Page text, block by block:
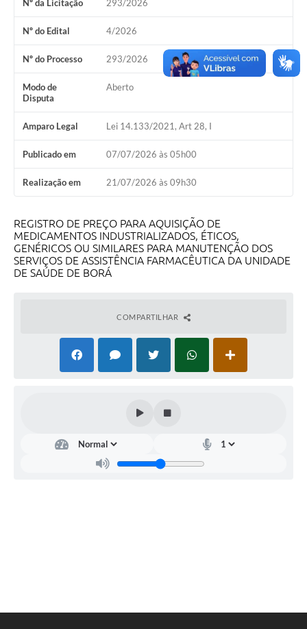
A Prefeitura
Concursos
E-SIC
Telefones Úteis
Guia Rápido
Galeria de Vídeos
Agenda
Nº da Licitação 293/2026
Nº do Edital 4/2026
Nº do Processo 293/2026
Modo de
Disputa
Aberto
Amparo Legal Lei 14.133/2021, Art 28, I
Publicado em 07/07/2026 às 05h00
Realização em 21/07/2026 às 09h30
REGISTRO DE PREÇO PARA AQUISIÇÃO DE
MEDICAMENTOS INDUSTRIALIZADOS, ÉTICOS,
GENÉRICOS OU SIMILARES PARA MANUTENÇÃO DOS
SERVIÇOS DE ASSISTÊNCIA FARMACÊUTICA DA UNIDADE
DE SAÚDE DE BORÁ
COMPARTILHAR